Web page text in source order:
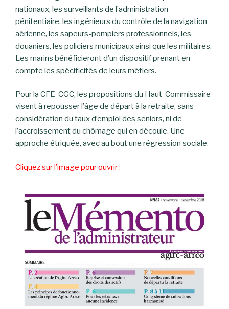
nationaux, les surveillants de l’administration
pénitentiaire, les ingénieurs du contrôle de la navigation
aérienne, les sapeurs-pompiers professionnels, les
douaniers, les policiers municipaux ainsi que les militaires.
Les marins bénéficieront d’un dispositif prenant en
compte les spécificités de leurs métiers.
Pour la CFE-CGC, les propositions du Haut-Commissaire
visent à repousser l’âge de départ à la retraite, sans
considération du taux d’emploi des seniors, ni de
l’accroissement du chômage qui en découle. Une
approche étriquée, avec au bout une régression sociale.
Cliquez sur l’image pour ouvrir :